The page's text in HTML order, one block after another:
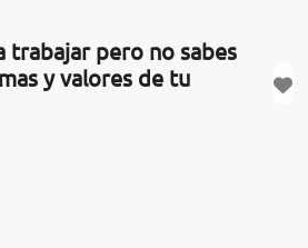
trabajar pero no sabes
y valores de tu